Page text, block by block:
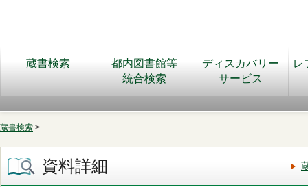
蔵書検索
都内図書館等
統合検索
ディスカバリー
サービス
レ
蔵書検索 >
資料詳細